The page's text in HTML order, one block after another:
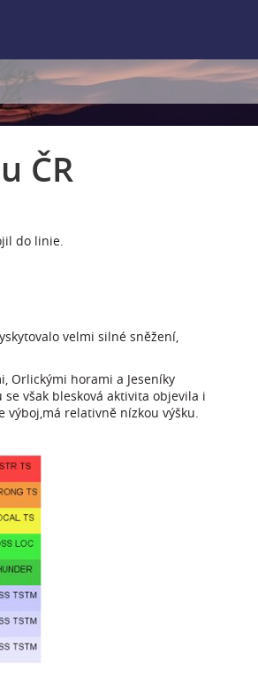
ČR
do linie.
velmi silné sněžení,
Orlickými horami a Jeseníky
však blesková aktivita objevila i
výboj,má relativně nízkou výšku.